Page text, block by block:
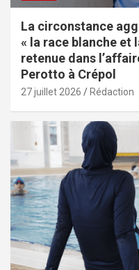
La circonstance
« la race blanche et
retenue dans
Perotto à Crépol
27 juillet 2026 Rédaction